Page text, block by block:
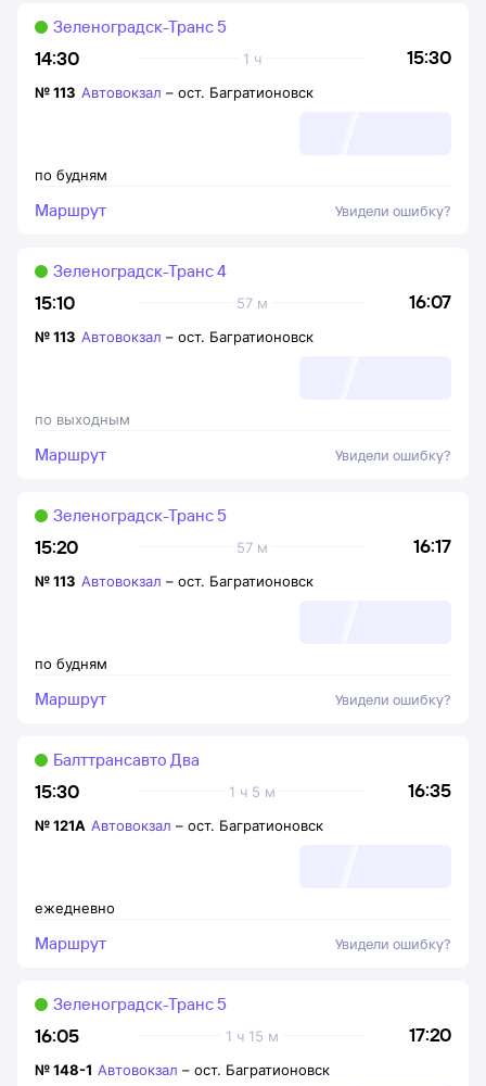
14:30 15:30
1 ч
Зеленоградск-Транс 5
по будням
№113 Автовокзал – ост. Багратионовск
Маршрут Увидели ошибку?
15:10 16:07
57 м
Зеленоградск-Транс 4
по выходным
№113 Автовокзал – ост. Багратионовск
Маршрут Увидели ошибку?
15:20 16:17
57 м
Зеленоградск-Транс 5
по будням
№113 Автовокзал – ост. Багратионовск
Маршрут Увидели ошибку?
15:30 16:35
1 ч 5 м
Балттрансавто Два
ежедневно
№121А Автовокзал – ост. Багратионовск
Маршрут Увидели ошибку?
16:05 17:20
1 ч 15 м
Зеленоградск-Транс 5
№148-1 Автовокзал – ост. Багратионовск